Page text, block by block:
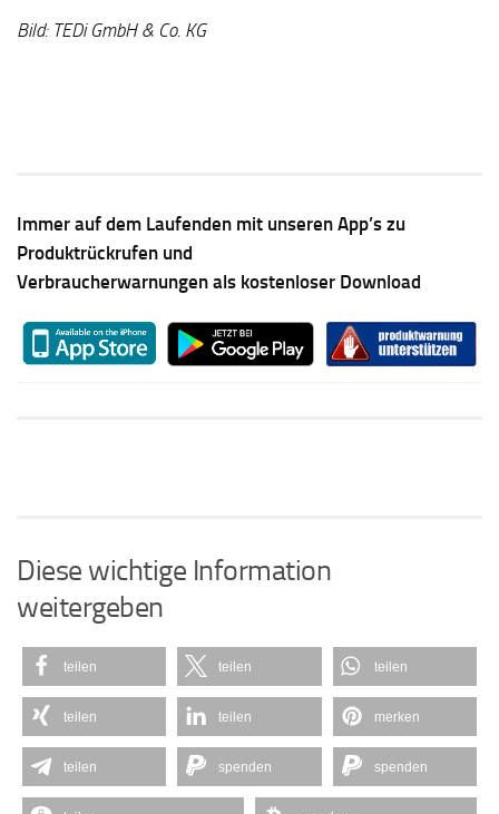
Bild: TEDi GmbH & Co. KG
Immer auf dem Laufenden mit unseren App’s zu
Produktrückrufen und
Verbraucherwarnungen als kostenloser Download
Diese wichtige Information
weitergeben
teilen teilen teilen
teilen teilen merken
teilen spenden spenden